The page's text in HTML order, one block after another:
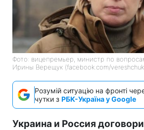
Фото: вицепремьер, министр по
Ирины Верещук (facebook.com/
Розумій ситуацію на фронті
чутки з РБК-Україна у Google
Украина и Россия